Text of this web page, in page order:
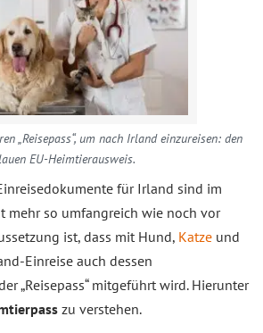
„Reisepass“, um nach Irland einzureisen: den
EU-Heimtierausweis.
für Irland sind im
mehr so umfangreich wie noch vor
ist, dass mit Hund, Katze und
Einreise auch dessen
„Reisepass“ mitgeführt wird. Hierunter
zu verstehen.